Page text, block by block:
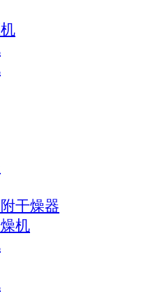
干燥器
机